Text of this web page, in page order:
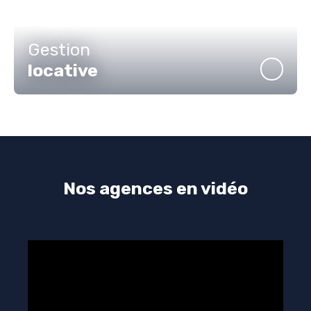
Gestion
locative
Nos agences en vidéo